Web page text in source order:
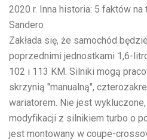
2020 r. Inna historia: 5 faktów
Sandero
Zakłada się, że samochód
poprzednimi jednostkami 1,6-
102 i 113 KM. Silniki mogą
skrzynią "manualną",
wariatorem. Nie jest
modyfikacji z silnikiem turbo o
jest montowany w coupe-